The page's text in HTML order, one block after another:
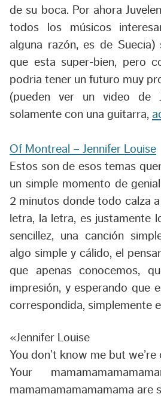
de su boca. Por ahora
todos los músicos
alguna razón, es de Suecia)
que esta super-bien, pero
podria tener un futuro muy
(pueden ver un video de
solamente con una guitarra,
Of Montreal – Jennifer Louise
Estos son de esos temas
un simple momento de
2 minutos donde todo calza
letra, la letra, es justamente
sencillez, una canción
algo simple y cálido, el
que apenas conocemos,
impresión, y esperando que
correspondida, simplemente
«Jennifer Louise
You don’t know me but we’re
Your
mamamamamamamama are